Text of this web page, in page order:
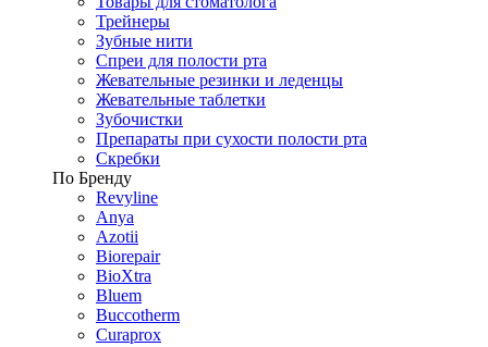
Трейнеры
Зубные нити
Спреи для полости рта
Жевательные резинки и леденцы
Жевательные таблетки
Зубочистки
Препараты при сухости полости рта
Скребки
По Бренду
Revyline
Anya
Azotii
Biorepair
BioXtra
Bluem
Buccotherm
Curaprox